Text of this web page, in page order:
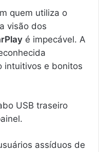
quem utiliza o
visão dos
é impecável. A
intuitivos e bonitos
USB traseiro
assíduos de